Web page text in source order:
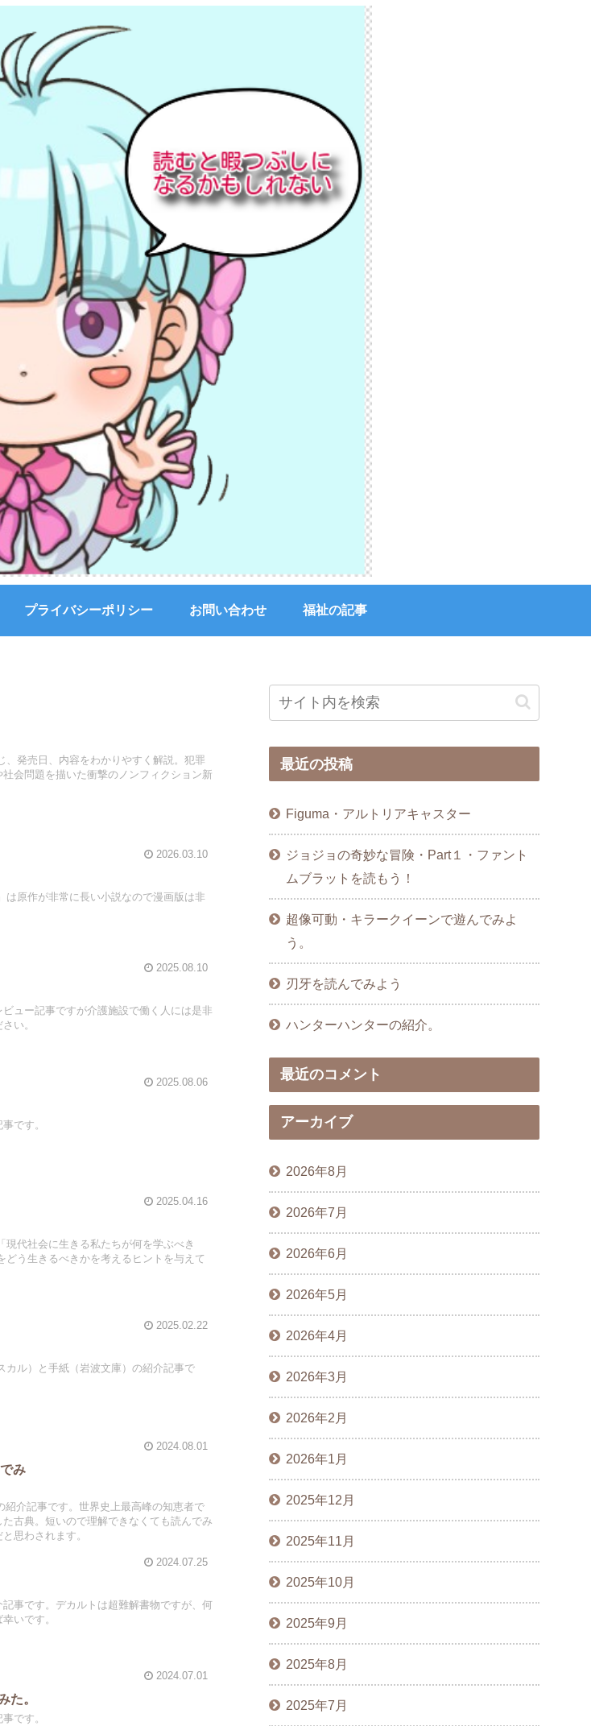
プライバシーポリシー お問い合わせ 福祉の記事
、発売日、内容をわかりやすく解説。犯罪
会問題を描いた衝撃のノンフィクション新
2026.03.10
は原作が非常に長い小説なので漫画版は非
2025.08.10
ュー記事ですが介護施設で働く人には是非
い。
2025.08.06
です。
2025.04.16
代社会に生きる私たちが何を学ぶべき
う生きるべきかを考えるヒントを与えて
2025.02.22
岩波文庫）の紹介記事で
2024.08.01
み
介記事です。世界史上最高峰の知恵者で
古典。短いので理解できなくても読んでみ
思わされます。
2024.07.25
事です。デカルトは超難解書物ですが、何
いです。
2024.07.01
た。
です。
最近の投稿
Figuma・アルトリアキャスター
ジョジョの奇妙な冒険・Part１・ファント
ムブラットを読もう！
超像可動・キラークイーンで遊んでみよ
う。
刃牙を読んでみよう
ハンターハンターの紹介。
最近のコメント
アーカイブ
2026年8月
2026年7月
2026年6月
2026年5月
2026年4月
2026年3月
2026年2月
2026年1月
2025年12月
2025年11月
2025年10月
2025年9月
2025年8月
2025年7月